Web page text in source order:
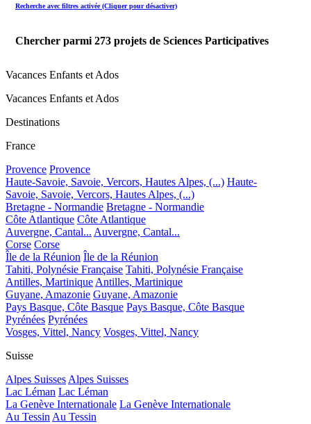
Recherche avec filtres activée (Cliquer pour désactiver)
Chercher parmi 273 projets de Sciences Participatives
Vacances Enfants et Ados
Vacances Enfants et Ados
Destinations
France
Provence Provence
Haute-Savoie, Savoie, Vercors, Hautes Alpes, (...) Haute-
Savoie, Savoie, Vercors, Hautes Alpes, (...)
Bretagne - Normandie Bretagne - Normandie
Côte Atlantique Côte Atlantique
Auvergne, Cantal... Auvergne, Cantal...
Corse Corse
Île de la Réunion Île de la Réunion
Tahiti, Polynésie Française Tahiti, Polynésie Française
Antilles, MartiniqueAntilles, Martinique
Guyane, Amazonie Guyane, Amazonie
Pays Basque, Côte Basque Pays Basque, Côte Basque
Pyrénées Pyrénées
Vosges, Vittel, Nancy Vosges, Vittel, Nancy
Suisse
Alpes SuissesAlpes Suisses
Lac Léman Lac Léman
La Genève Internationale La Genève Internationale
Au TessinAu Tessin